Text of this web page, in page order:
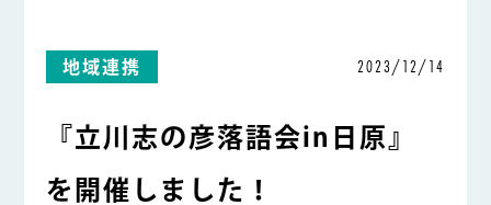
地域連携 2023/12/14
『立川志の彦落語会in日原』
を開催しました！